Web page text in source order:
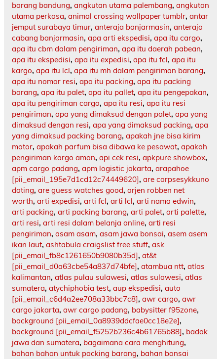
barang bandung, angkutan utama palembang, angkutan
utama perkasa, animal crossing wallpaper tumblr, antar
jemput surabaya timur, anteraja banjarmasin, anteraja
cabang banjarmasin, apa arti ekspedisi, apa itu cargo,
apa itu cbm dalam pengiriman, apa itu daerah pabean,
apa itu ekspedisi, apa itu expedisi, apa itu fcl, apa itu
kargo, apa itu lcl, apa itu mh dalam pengiriman barang,
apa itu nomor resi, apa itu packing, apa itu packing
barang, apa itu palet, apa itu pallet, apa itu pengepakan,
apa itu pengiriman cargo, apa itu resi, apa itu resi
pengiriman, apa yang dimaksud dengan palet, apa yang
dimaksud dengan resi, apa yang dimaksud packing, apa
yang dimaksud packing barang, apakah jne bisa kirim
motor, apakah parfum bisa dibawa ke pesawat, apakah
pengiriman kargo aman, api cek resi, apkpure showbox,
apm cargo padang, apm logistic jakarta, arapahoe
[pii_email_195e7d1cd12c74449620], are corpsesykkuno
dating, are guess watches good, arjen robben net
worth, arti expedisi, arti fcl, arti lcl, arti nama edwin,
arti packing, arti packing barang, arti palet, arti palette,
arti resi, arti resi dalam belanja online, arti resi
pengiriman, asam asam, asam jawa bonsai, asem asem
ikan laut, ashtabula craigslist free stuff, ask
[pii_email_fb8c1261650b9080b35d], at&t
[pii_email_d0a63cbe54a837d74bfe], atambua ntt, atlas
kalimantan, atlas pulau sulawesi, atlas sulawesi, atlas
sumatera, atychiphobia test, aup ekspedisi, auto
[pii_email_c6d4a2ee708a33bbc7c8], awr cargo, awr
cargo jakarta, awr cargo padang, babysitter f95zone,
background [pii_email_0a8939ddcfae0cc18e2e],
background [pii_email_f5252b236c4b61765b88], badak
jawa dan sumatera, bagaimana cara menghitung,
bahan bahan untuk packing barang, bahan bonsai